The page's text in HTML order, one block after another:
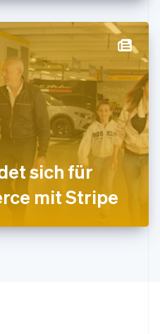
sich für
mit Stripe